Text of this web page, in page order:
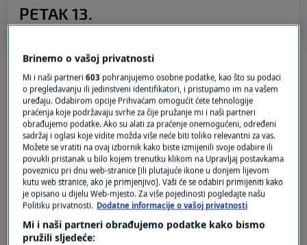
PETAK 13.
Zašto se petak 13. smatra nesretnim?
LIFESTYLE
Povijest petka 13.: Što trebate znati o
ovom danu i što izbjegavati?
MAGAZIN| 13. pro. | 0
Zašto se bojimo petka 13.?
LIFESTYLE|13. lis.| 0
Brinemo o vašoj privatnosti
Mi i naši partneri603 pohranjujemo osobne podatke, kao što su podaci
o pregledavanju ili jedinstveni identifikatori, i pristupamo im na vašem
uređaju. Odabirom opcije Prihvaćam omogućit ćete tehnologije
praćenja koje podržavaju svrhe za čije pružanje mi i naši partneri
obrađujemo podatke. Ako su alati za praćenje onemogućeni, određeni
sadržaj i oglasi koje vidite možda više neće biti toliko relevantni za vas.
Možete se vratiti na ovaj izbornik kako biste izmijenili svoje odabire ili
povukli pristanak u bilo kojem trenutku klikom na Upravljaj postavkama
poveznicu pri dnu web-stranice [ili plutajuće ikone u donjem lijevom
kutu web stranice, ako je primjenjivo]. Vaši će se odabiri primijeniti kako
je opisano u dijelu Web-mjesto. Za više pojedinosti pogledajte našu
Politiku privatnosti. Dodatne informacije o vašoj privatnosti
Mi i naši partneri obrađujemo podatke kako bismo
pružili sljedeće: